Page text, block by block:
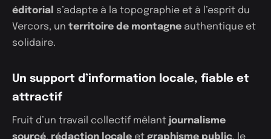
éditorial s’adapte à la topographie et à l’esprit du
Vercors, un territoire de montagneauthentique et
solidaire.
Un support d’information locale, fiable et
attractif
Fruit d’un travail collectif mêlant journalisme
sourcé, rédaction localeet graphisme public, le